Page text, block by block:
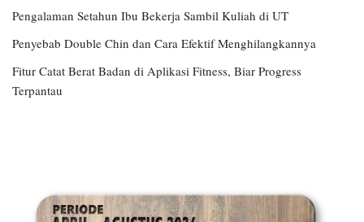
Pengalaman Setahun Ibu Bekerja Sambil Kuliah di UT
Penyebab Double Chin dan Cara Efektif Menghilangkannya
Fitur Catat Berat Badan di Aplikasi Fitness, Biar Progress
Terpantau